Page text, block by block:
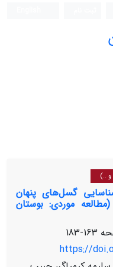
و ..)
گسل‌های پنهان
موردی: بوستان
163-183
https://